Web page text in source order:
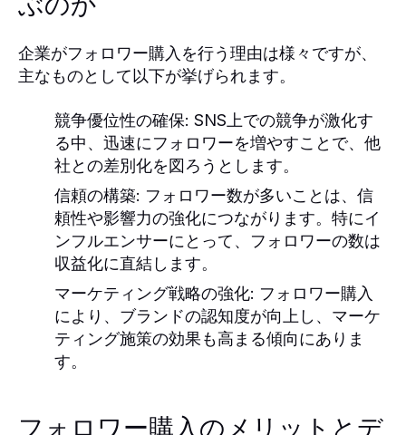
ぶのか
企業がフォロワー購入を行う理由は様々ですが、
主なものとして以下が挙げられます。
競争優位性の確保: SNS上での競争が激化す
る中、迅速にフォロワーを増やすことで、他
社との差別化を図ろうとします。
信頼の構築: フォロワー数が多いことは、信
頼性や影響力の強化につながります。特にイ
ンフルエンサーにとって、フォロワーの数は
収益化に直結します。
マーケティング戦略の強化: フォロワー購入
により、ブランドの認知度が向上し、マーケ
ティング施策の効果も高まる傾向にありま
す。
フォロワー購入のメリットとデ